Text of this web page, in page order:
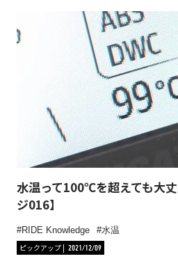
水温って100℃を超えても大
ジ016】
RIDE Knowledge
水温
ピックアップ
2021/12/09